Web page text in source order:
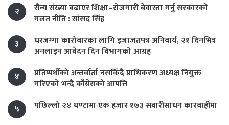
२
सैन्य संख्या बढाएर शिक्षा–रोजगारी बेवास्ता गर्नु सरकारको
गलत नीति : सांसद सिंह
३
घरजग्गा कारोबारका लागि इजाजतपत्र अनिवार्य, २१ दिनभित्र
अनलाइन आवेदन दिन विभागको आग्रह
४
प्रतिष्पर्धीको अन्तर्वार्ता नसकिँदै प्राधिकरण अध्यक्ष नियुक्त
गरिएको भन्दै काँग्रेसको आपत्ति
५
पछिल्लो २४ घण्टामा एक हजार १७३ सवारीसाधन कारबाहीमा